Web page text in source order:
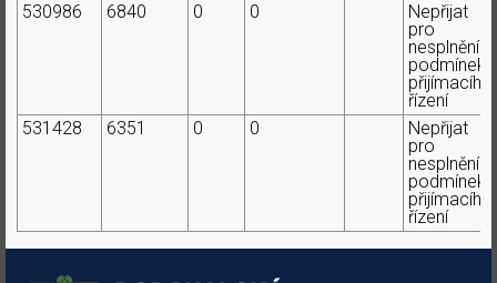
530986
6840 0 0
Nepřijat
pro
nesplnění
podmínek
přijímacího
řízení
531428
6351 0 0
Nepřijat
pro
nesplnění
podmínek
přijímacího
řízení